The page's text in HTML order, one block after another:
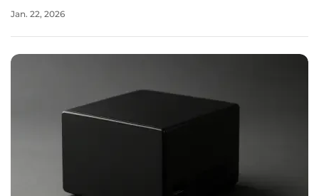
nachhaltiger zu gestalten. Durch den Einsatz von
Jan. 22, 2026